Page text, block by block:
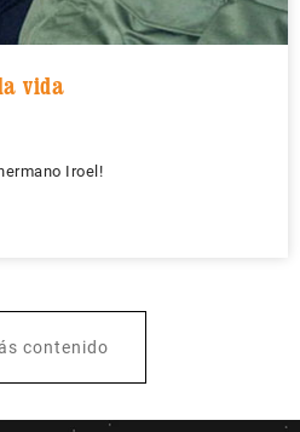
vida
Iroel!
contenido